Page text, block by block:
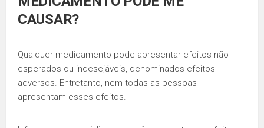
CAUSAR?
Qualquer medicamento pode apresentar efeitos não
esperados ou indesejáveis, denominados efeitos
adversos. Entretanto, nem todas as pessoas
apresentam esses efeitos.